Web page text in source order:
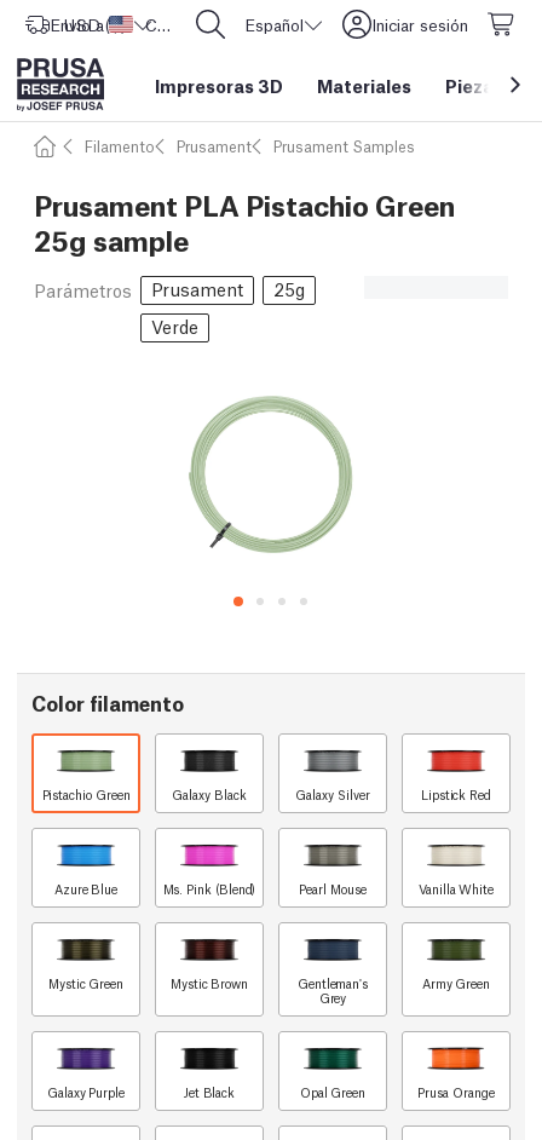
Envío a Estados Unidos
USD ($) CORE One L: ¡Ya disponible! Español Iniciar sesión
Impresoras 3D Materiales Piezas y
Filamento Prusament Prusament Samples
Prusament PLA Pistachio Green
25g sample
Parámetros Prusament
25g
Verde
Color filamento
Pistachio Green Galaxy Black Galaxy Silver Lipstick Red
Azure Blue Ms. Pink (Blend) Pearl Mouse Vanilla White
Mystic Green Mystic Brown
Gentleman's
Grey
Army Green
Galaxy Purple Jet Black Opal Green Prusa Orange